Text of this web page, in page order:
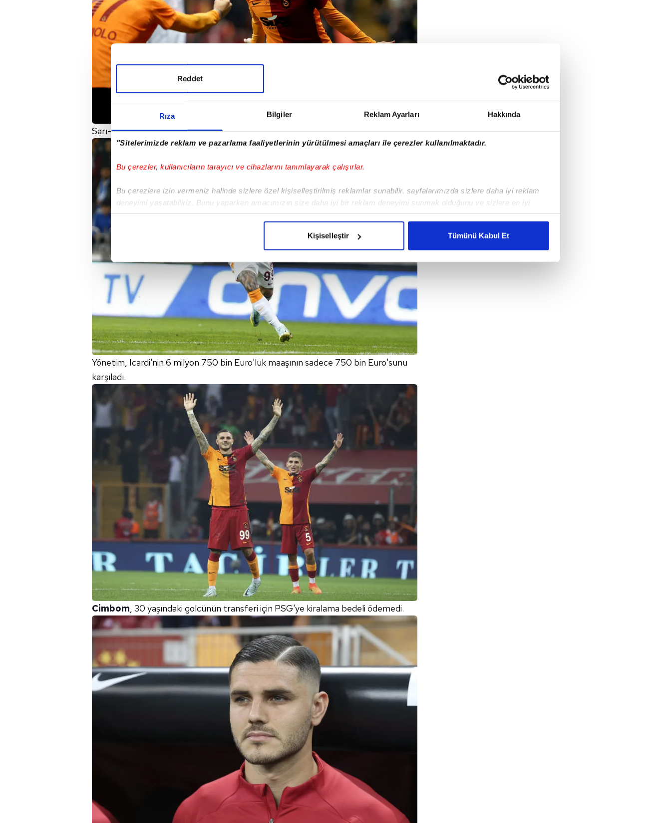
Rıza Bilgiler Reklam Ayarları Hakkında
"Sitelerimizde reklam ve pazarlama faaliyetlerinin yürütülmesi amaçları ile çerezler kullanılmaktadır.
Bu çerezler, kullanıcıların tarayıcı ve cihazlarını tanımlayarak çalışırlar.
Bu çerezlere izin vermeniz halinde sizlere özel kişiselleştirilmiş reklamlar sunabilir, sayfalarımızda sizlere daha iyi reklam
deneyimi yaşatabiliriz. Bunu yaparken amacımızın size daha iyi bir reklam deneyimi sunmak olduğunu ve sizlere en iyi
içerikleri sunabilmek adına elimizden gelen çabayı gösterdiğimizi ve bu noktada, reklamların maliyetlerimizi karşılamak
Her halükârda, kullanıcılar, bu çerezlere izin vermedikleri takdirde, kullanıcılara hedefli reklamlar gösterilmeyecektir."
Sizlere daha iyi bir hizmet sunabilmek için İnternet Sitemizde kendimize ve üçüncü kişilere ait çerezler kullanılmaktadır. Bu
çerezler vasıtasıyla çeşitli kişisel verileriniz işlenmekte olup gerekli olan çerezler bilgi toplumu hizmetlerinin sunulması
amacıyla kullanılmaktadır. Diğer çerezler, sitemizin daha işlevsel kılınması ve kişiselleştirilmesi ve sizlere yönelik
reklam/pazarlama faaliyetlerinin yapılması, amaçlarıyla sınırlı olarak açık rızanız dahilinde kullanılacaktır.
Çerezlere ilişkin tercihlerinizi aşağıda yer alan panel vasıtasıyla belirleyebilirsiniz. Çerezlere ilişkin detaylı bilgi için Ayarlar
butonuna tıklayabilir,Çerez Bilgilendirme Metnimiziziyaret edebilirsiniz.
6698 sayılı Kişisel Verilerin Korunması Kanunu uyarınca hazırlanmış Aydınlatma Metnimizi okumak ve sitemizde ilgili
mevzuata uygun olarak kullanılan çerezlerle ilgili bilgi almak için lütfen
Reddet
Kişiselleştir Tümünü Kabul Et
Sarı-kırmızılılar,PSGforması giyen Arjantinli dünya yıldızını 1 yıllığına kiraladı.
Yönetim, Icardi'nin 6 milyon 750 bin Euro'luk maaşının sadece 750 bin Euro'sunu
karşıladı.
Cimbom, 30 yaşındaki golcünün transferi için PSG'ye kiralama bedeli ödemedi.